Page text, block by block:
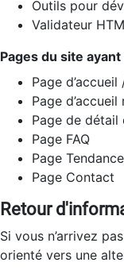
Outils pour
Validateur
Pages du site
Page
Page
Page de détail
Page FAQ
Page
Page Contact
Retour
Si vous n’arrivez
orienté vers une